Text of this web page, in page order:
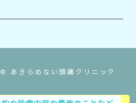
© あきらめない頭痛クリニック